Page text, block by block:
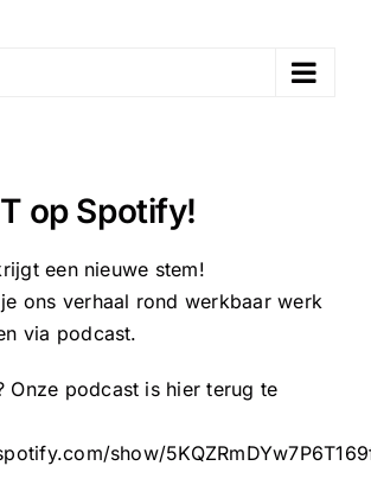
op Spotify!
een nieuwe stem!
ons verhaal rond werkbaar werk
via podcast.
Onze podcast is hier terug te
show/